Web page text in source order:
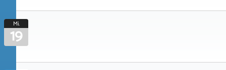
Mi.
19